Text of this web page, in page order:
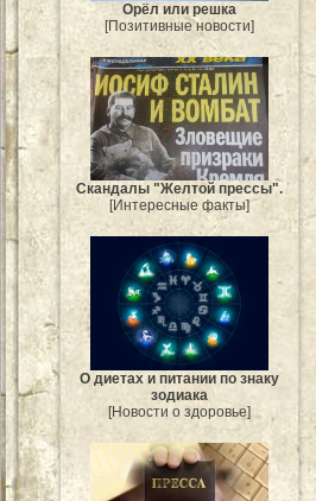
Орёл или решка
[Позитивные новости]
Скандалы "Желтой прессы".
[Интересные факты]
О диетах и питании по знаку
зодиака
[Новости о здоровье]